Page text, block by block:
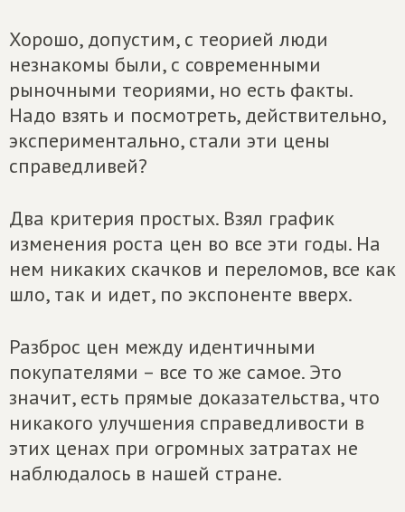
Хорошо, допустим, с теорией люди
незнакомы были, с современными
рыночными теориями, но есть факты.
Надо взять и посмотреть, действительно,
экспериментально, стали эти цены
справедливей?
Два критерия простых. Взял график
изменения роста цен во все эти годы. На
нем никаких скачков и переломов, все как
шло, так и идет, по экспоненте вверх.
Разброс цен между идентичными
покупателями – все то же самое. Это
значит, есть прямые доказательства, что
никакого улучшения справедливости в
этих ценах при огромных затратах не
наблюдалось в нашей стране.